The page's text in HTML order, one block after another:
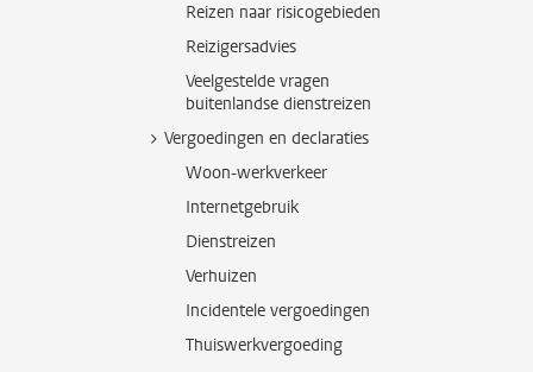
Reizen naar risicogebieden
Reizigersadvies
Veelgestelde vragen
buitenlandse dienstreizen
Vergoedingen en declaraties
Woon-werkverkeer
Internetgebruik
Dienstreizen
Verhuizen
Incidentele vergoedingen
Thuiswerkvergoeding